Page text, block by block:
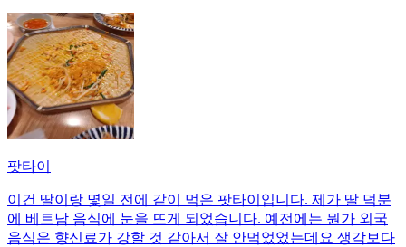
팟타이
이건 딸이랑 몇일 전에 같이 먹은 팟타이입니다. 제가 딸 덕분
에 베트남 음식에 눈을 뜨게 되었습니다. 예전에는 뭔가 외국
음식은 향신료가 강할 것 같아서 잘 안먹었었는데요 생각보다